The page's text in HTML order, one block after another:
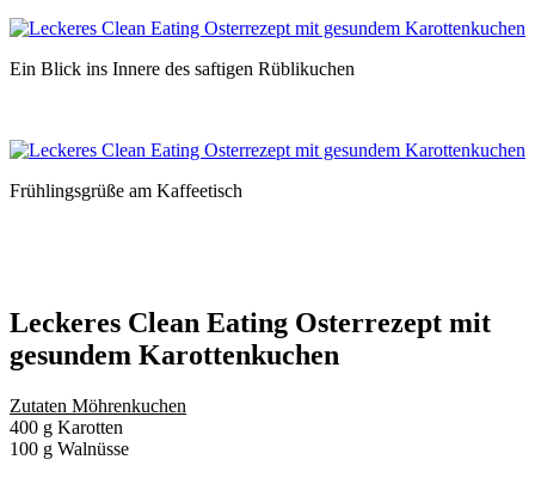
Ein Blick ins Innere des saftigen Rüblikuchen
Frühlingsgrüße am Kaffeetisch
Leckeres Clean Eating Osterrezept mit
gesundem Karottenkuchen
Zutaten Möhrenkuchen
400 g Karotten
100 g Walnüsse